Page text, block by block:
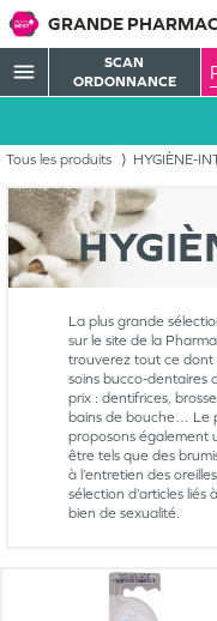
GRANDE
menu
SCAN
ORDONNANCE
Tous les produits HYGIÈNE-
La plus grande
sur le site de la
trouverez tout ce dont
soins bucco-dentaires
prix : dentifrices,
bains de bouche… Le
proposons également
être tels que des
à l’entretien des
sélection d’articles liés
bien de sexualité.